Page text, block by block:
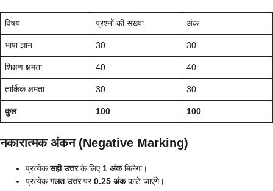
विषय प्रश्नों की संख्या अंक
भाषा ज्ञान 30 30
शिक्षण क्षमता 40 40
तार्किक क्षमता 30 30
कुल 100 100
नकारात्मक अंकन (Negative Marking)
प्रत्येकसही उत्तरके लिए 1 अंकमिलेगा।
प्रत्येकगलत उत्तरपर0.25 अंककाटे जाएंगे।